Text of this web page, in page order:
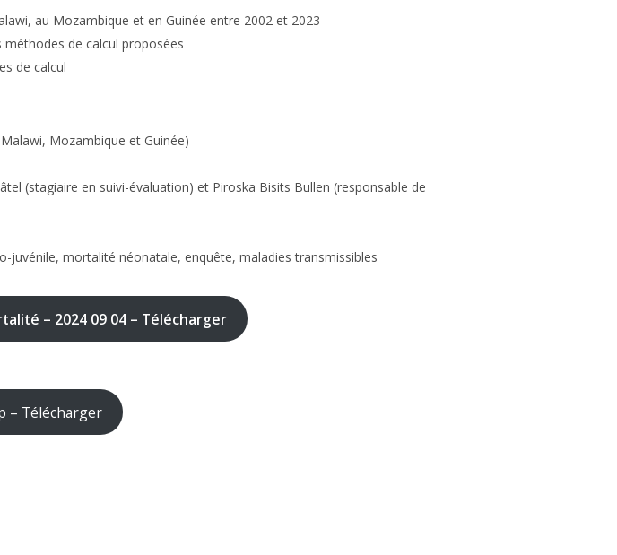
au Mozambique et en Guinée entre 2002 et 2023
de calcul proposées
de calcul
Mozambique et Guinée)
(stagiaire en suivi-évaluation) et Piroska Bisits Bullen (responsable de
mortalité néonatale, enquête, maladies transmissibles
– 2024 09 04 – Télécharger
– Télécharger